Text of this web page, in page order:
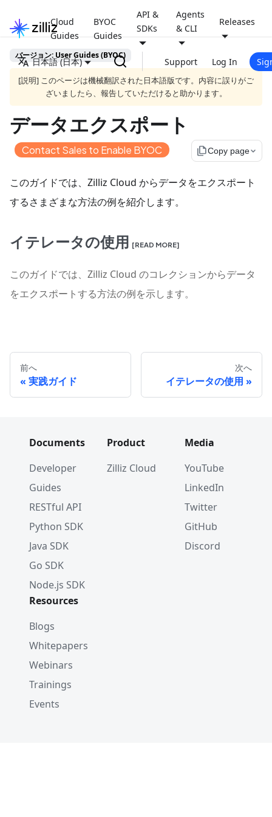
Cloud
Guides
BYOC
Guides
API &
SDKs
Agents
& CLI
Releases
日本語 (日本) Support Log In
バージョン: User Guides (BYOC)
[説明] このページは機械翻訳された日本語版です。内容に誤りがご
ざいましたら、報告していただけると助かります。
データエクスポート
Contact Sales to Enable BYOC file_copyCopy page
このガイドでは、Zilliz Cloud からデータをエクスポート
するさまざまな方法の例を紹介します。
イテレータの使用 [READ MORE]
このガイドでは、Zilliz Cloud のコレクションからデータ
をエクスポートする方法の例を示します。
前へ
実践ガイド
次へ
イテレータの使用
Documents
Developer
Guides
RESTful API
Python SDK
Java SDK
Go SDK
Node.js SDK
Product
Zilliz Cloud
Media
YouTube
LinkedIn
Twitter
GitHub
Discord
Resources
Blogs
Whitepapers
Webinars
Trainings
Events